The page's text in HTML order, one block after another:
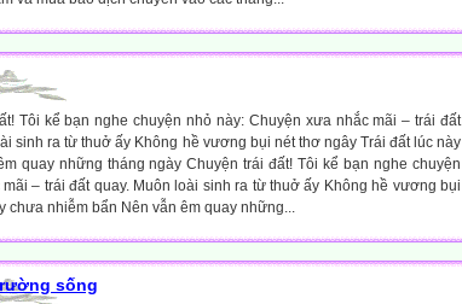
Tôi kể bạn nghe chuyện nhỏ này: Chuyện xưa nhắc mãi – trái đất
sinh ra từ thuở ấy Không hề vương bụi nét thơ ngây Trái đất lúc này
quay những tháng ngày Chuyện trái đất! Tôi kể bạn nghe chuyện
– trái đất quay. Muôn loài sinh ra từ thuở ấy Không hề vương bụi
chưa nhiễm bẩn Nên vẫn êm quay những...
sống